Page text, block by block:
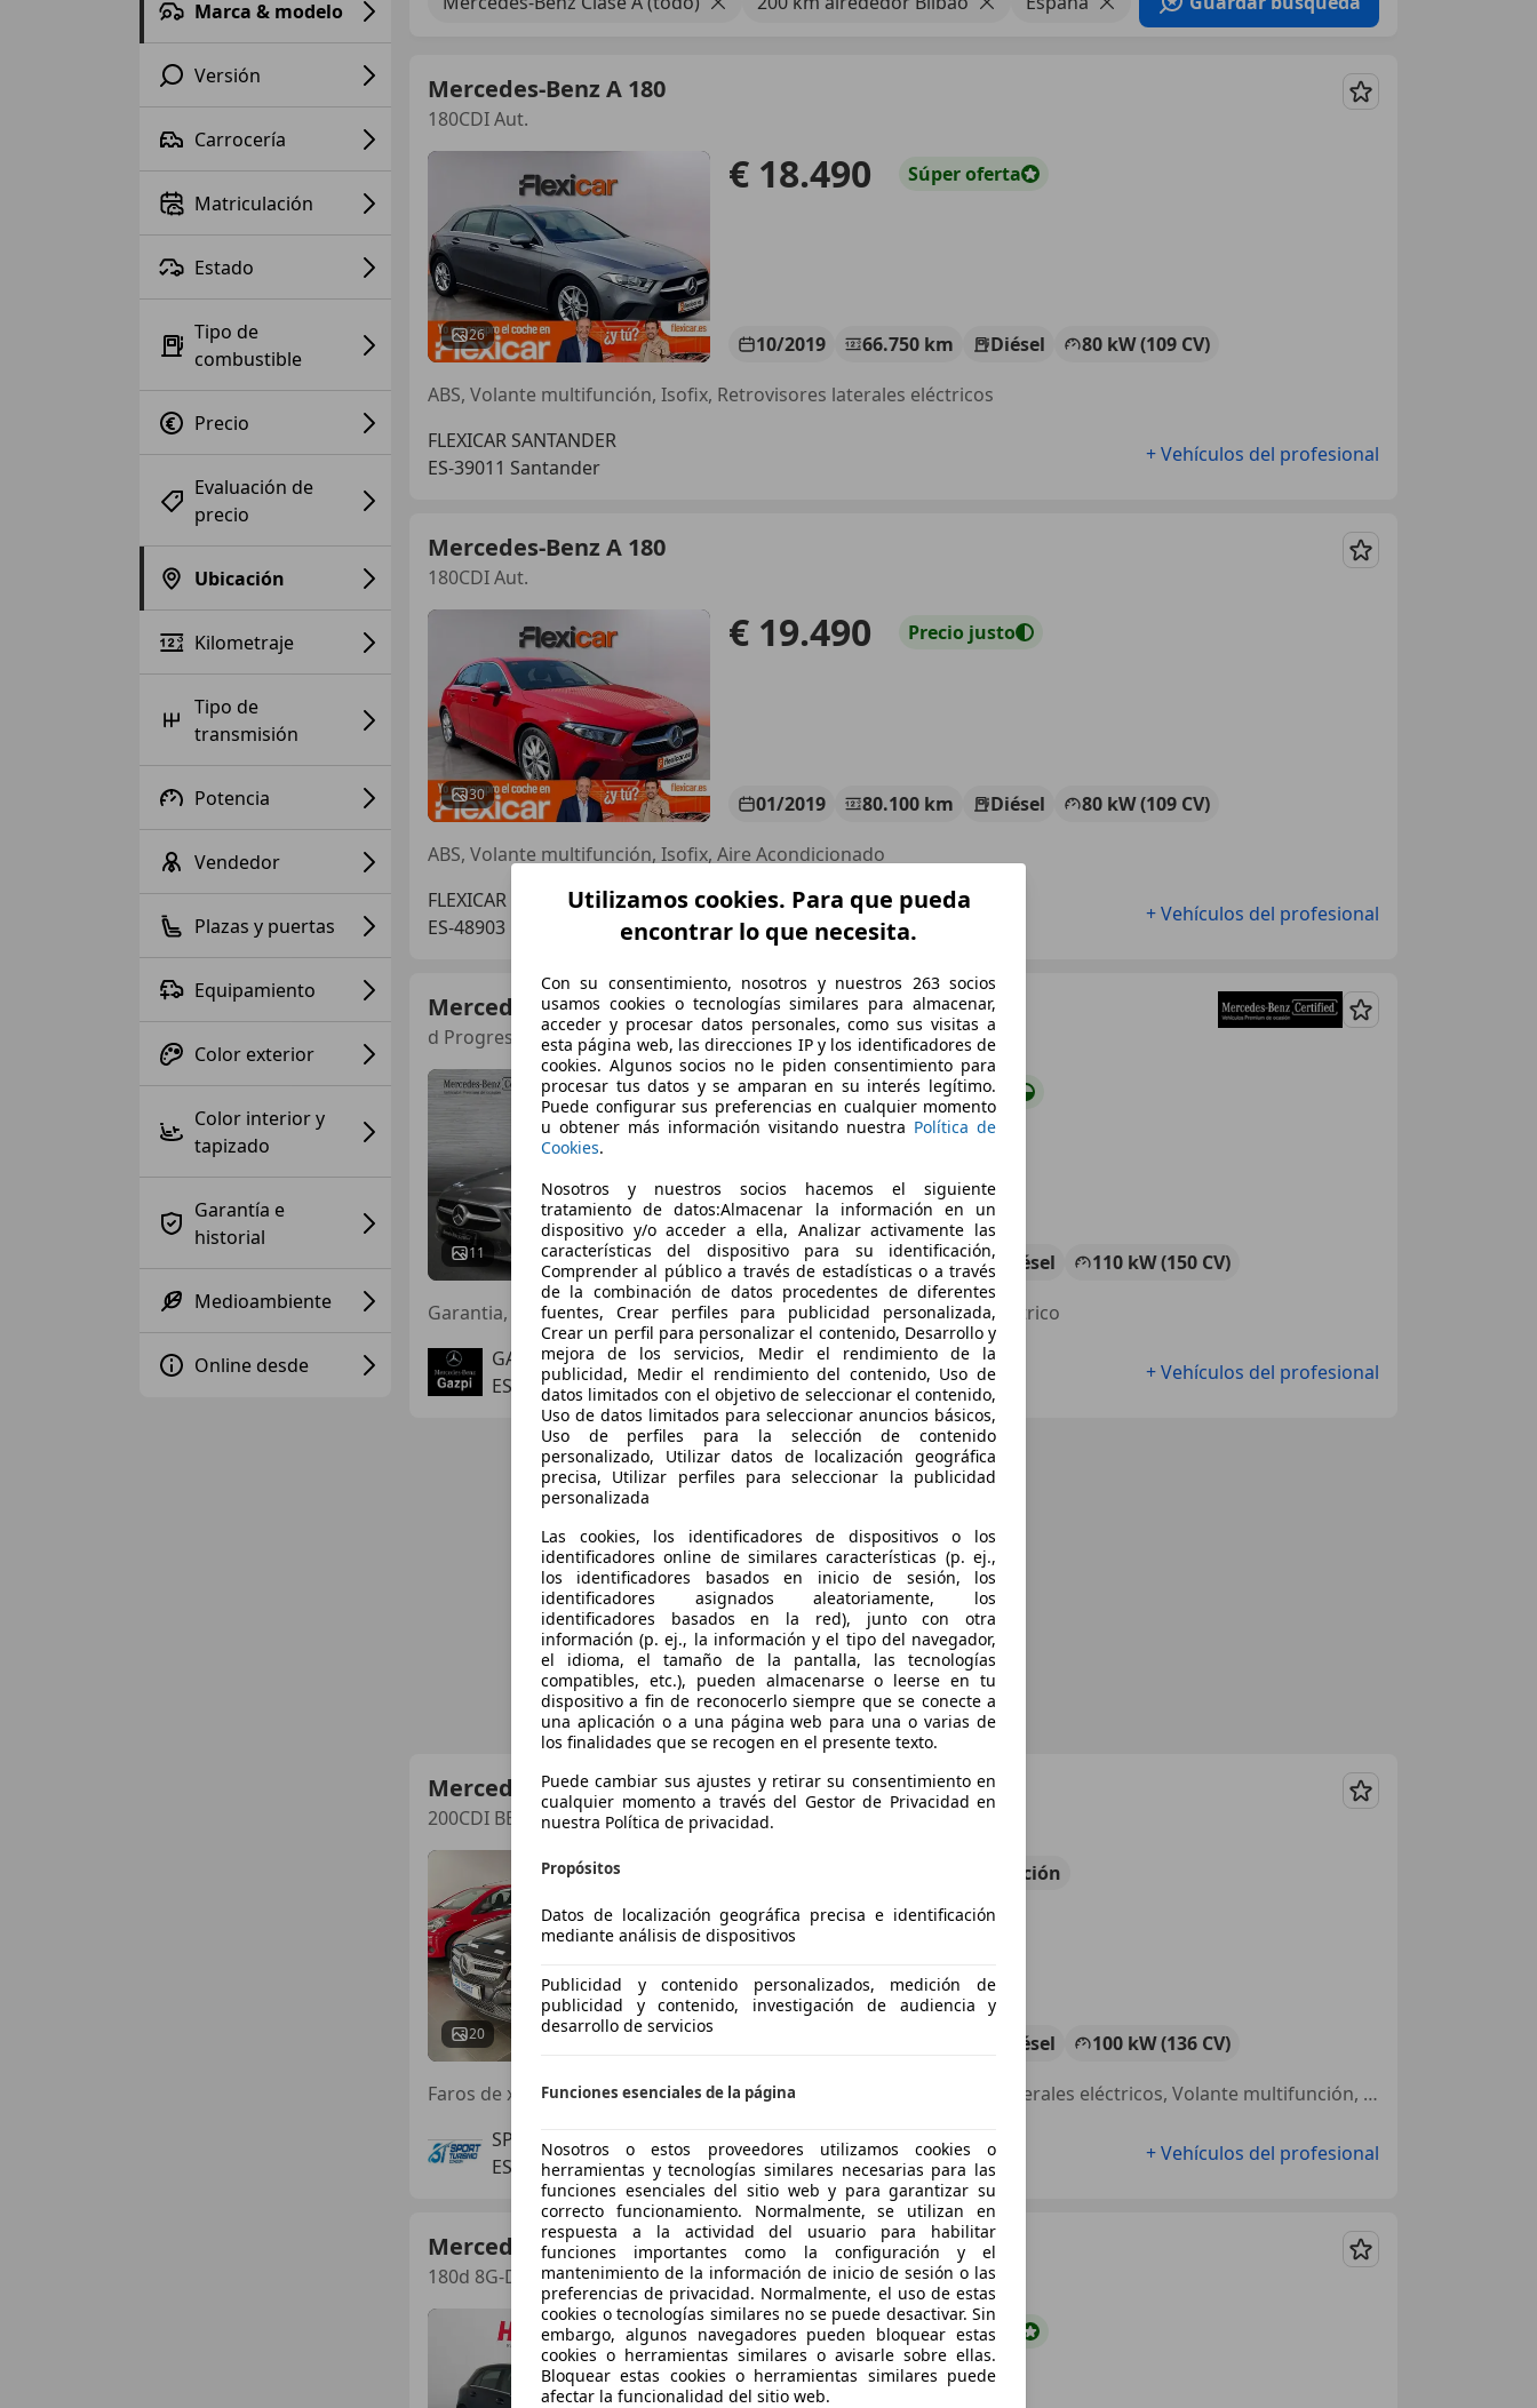
Marca & modelo
Versión
Carrocería
Matriculación
Estado
Tipo de
combustible
Precio
Evaluación de
precio
Ubicación
Kilometraje
Tipo de
transmisión
Potencia
Vendedor
Plazas y puertas
Equipamiento
Color exterior
Color interior y
tapizado
Garantía e
historial
Medioambiente
Online desde
Mercedes-Benz A 180
180CDI Aut.
Guardar
26
€ 18.490 Súperoferta
10/2019 66.750 km Diésel
80 kW (109 CV)
ABS, Volante multifunción, Isofix, Retrovisores laterales eléctricos
FLEXICAR SANTANDER
ES-39011 Santander
+ Vehículos del profesional
Mercedes-Benz A 180
180CDI Aut.
Guardar
30
€ 19.490 Precio justo
01/2019 80.100 km Diésel
80 kW (109 CV)
ABS, Volante multifunción, Isofix, Aire Acondicionado
FLEXICAR BARAKALDO
ES-48903 BARAKALDO
+ Vehículos del profesional
Mercedes-Benz A 200
d Progressive
Guardar
11
€ 25.900 Buenprecio
06/2022 107.000 km Diésel
110 kW (150 CV)
Garantia, Airbags laterales, Climatizador automático, Elevalunas eléctrico
GAZPI MERCEDES-BENZ
ES-31192 ARANGUREN
+ Vehículos del profesional
Mercedes-Benz A 200
200CDI BE Urban
Guardar
20
comparación
Diésel
100 kW (136 CV)
Faros de xenon, ABS, Elevalunas eléctrico, Bluetooth, Retrovisores laterales eléctricos, Volante multifunción, Aire Acondicionado, USB
SPORT TURISMO OCASION
ES-39009 SANTANDER
+ Vehículos del profesional
Mercedes-Benz A 180
180d 8G-DCT
Guardar
€ 18.950 Súperoferta
Utilizamos cookies. Para que pueda
encontrar lo que necesita.
Con su consentimiento, nosotros y nuestros 263 socios
usamos cookies o tecnologías similares para almacenar,
acceder y procesar datos personales, como sus visitas a
esta página web, las direcciones IP y los identificadores de
cookies. Algunos socios no le piden consentimiento para
procesar tus datos y se amparan en su interés legítimo.
Puede configurar sus preferencias en cualquier momento
u obtener más información visitando nuestra Política de
Cookies.
Nosotros y nuestros socios hacemos el siguiente
tratamiento de datos:Almacenar la información en un
dispositivo y/o acceder a ella, Analizar activamente las
características del dispositivo para su identificación,
Comprender al público a través de estadísticas o a través
de la combinación de datos procedentes de diferentes
fuentes, Crear perfiles para publicidad personalizada,
Crear un perfil para personalizar el contenido, Desarrollo y
mejora de los servicios, Medir el rendimiento de la
publicidad, Medir el rendimiento del contenido, Uso de
datos limitados con el objetivo de seleccionar el contenido,
Uso de datos limitados para seleccionar anuncios básicos,
Uso de perfiles para la selección de contenido
personalizado, Utilizar datos de localización geográfica
precisa, Utilizar perfiles para seleccionar la publicidad
personalizada
Las cookies, los identificadores de dispositivos o los
identificadores online de similares características (p. ej.,
los identificadores basados en inicio de sesión, los
identificadores asignados aleatoriamente, los
identificadores basados en la red), junto con otra
información (p. ej., la información y el tipo del navegador,
el idioma, el tamaño de la pantalla, las tecnologías
compatibles, etc.), pueden almacenarse o leerse en tu
dispositivo a fin de reconocerlo siempre que se conecte a
una aplicación o a una página web para una o varias de
los finalidades que se recogen en el presente texto.
Puede cambiar sus ajustes y retirar su consentimiento en
cualquier momento a través del Gestor de Privacidad en
nuestra Política de privacidad.
Propósitos
Datos de localización geográfica precisa e identificación
mediante análisis de dispositivos
Publicidad y contenido personalizados, medición de
publicidad y contenido, investigación de audiencia y
desarrollo de servicios
Funciones esenciales de la página
Nosotros o estos proveedores utilizamos cookies o
herramientas y tecnologías similares necesarias para las
funciones esenciales del sitio web y para garantizar su
correcto funcionamiento. Normalmente, se utilizan en
respuesta a la actividad del usuario para habilitar
funciones importantes como la configuración y el
mantenimiento de la información de inicio de sesión o las
preferencias de privacidad. Normalmente, el uso de estas
cookies o tecnologías similares no se puede desactivar. Sin
embargo, algunos navegadores pueden bloquear estas
cookies o herramientas similares o avisarle sobre ellas.
Bloquear estas cookies o herramientas similares puede
afectar la funcionalidad del sitio web.